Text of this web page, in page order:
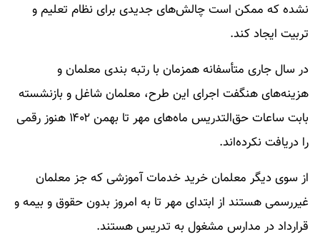
نشده که ممکن است چالش‌های جدیدی برای نظام تعلیم و
تربیت ایجاد کند.
در سال جاری متأسفانه همزمان با رتبه بندی معلمان و
هزینه‌های هنگفت اجرای این طرح، معلمان شاغل و بازنشسته
بابتساعات حق‌التدریس
ماه‌های مهر تا بهمن ۱۴۰۲ هنوز رقمی
را دریافت نکرده‌اند.
از سوی دیگر معلمان خرید خدمات آموزشی که جز معلمان
غیررسمی هستند از ابتدای مهر تا به امروز بدون حقوق و بیمه و
قرارداد در مدارس مشغول به تدریس هستند.